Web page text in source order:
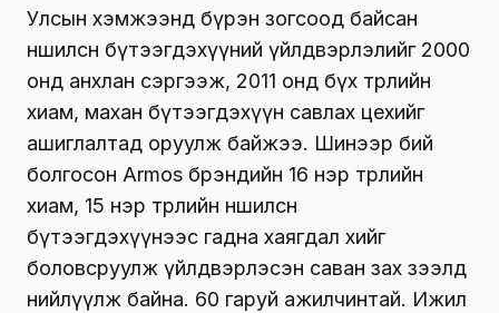
Улсын хэмжээнд бүрэн зогсоод байсан
нөөшилсөн бүтээгдэхүүний үйлдвэрлэлийг 2000
онд анхлан сэргээж, 2011 онд бүх төрлийн
хиам, махан бүтээгдэхүүн савлах цехийг
ашиглалтад оруулж байжээ. Шинээр бий
болгосон Armos брэндийн 16 нэр төрлийн
хиам, 15 нэр төрлийн нөөшилсөн
бүтээгдэхүүнээс гадна хаягдал өөхийг
боловсруулж үйлдвэрлэсэн саван зах зээлд
нийлүүлж байна. 60 гаруй ажилчинтай. Ижил